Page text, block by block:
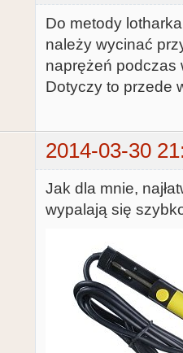
Do metody
należy wycinać
naprężeń podczas
Dotyczy to przede
2014-03-30
Jak dla mnie,
wypalają się